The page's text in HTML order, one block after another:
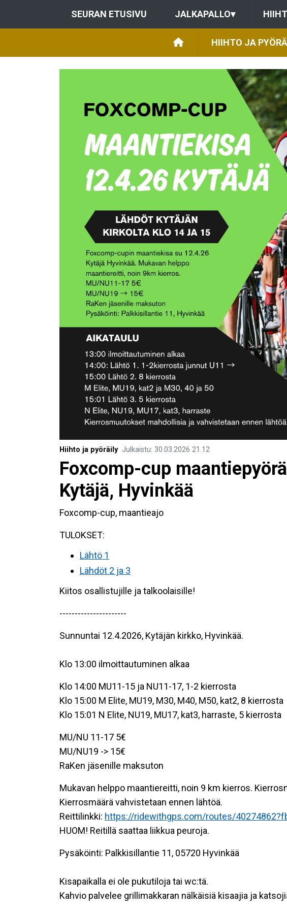
SEURAN ETUSIVU JALKAPALLO▾
HIIHTO JA
Hiihto ja pyöräily Julkaistu: 30.03.2026 21.12
Foxcomp-cup
Kytäjä, Hyvinkää
Foxcomp-cup, maantieajo
TULOKSET:
Lähtö 1
Lähdöt 2 ja 3
Kiitos osallistujille ja talkoolaisille!
----------------------
Sunnuntai 12.4.2026, Kytäjän kirkko, Hyvinkää.
Klo 13:00 ilmoittautuminen alkaa
Klo 14:00 MU11-15 ja NU11-17, 1-2 kierrosta
Klo 15:00 M Elite, MU19, M30, M40, M50, kat2, 8 kierrosta
Klo 15:01 N Elite, NU19, MU17, kat3, harraste, 5 kierrosta
MU/NU 11-17 5€
MU/NU19 -> 15€
RaKen jäsenille maksuton
Mukavan helppo maantiereitti, noin 9 km kierros.
Kierrosmäärä vahvistetaan ennen lähtöä.
Reittilinkki: https://ridewithgps.com/routes/
HUOM! Reitillä saattaa liikkua peuroja.
Pysäköinti: Palkkisillantie 11, 05720 Hyvinkää
Kisapaikalla ei ole pukutiloja tai wc:tä.
Kahvio palvelee grillimakkaran nälkäisiä kisaajia ja